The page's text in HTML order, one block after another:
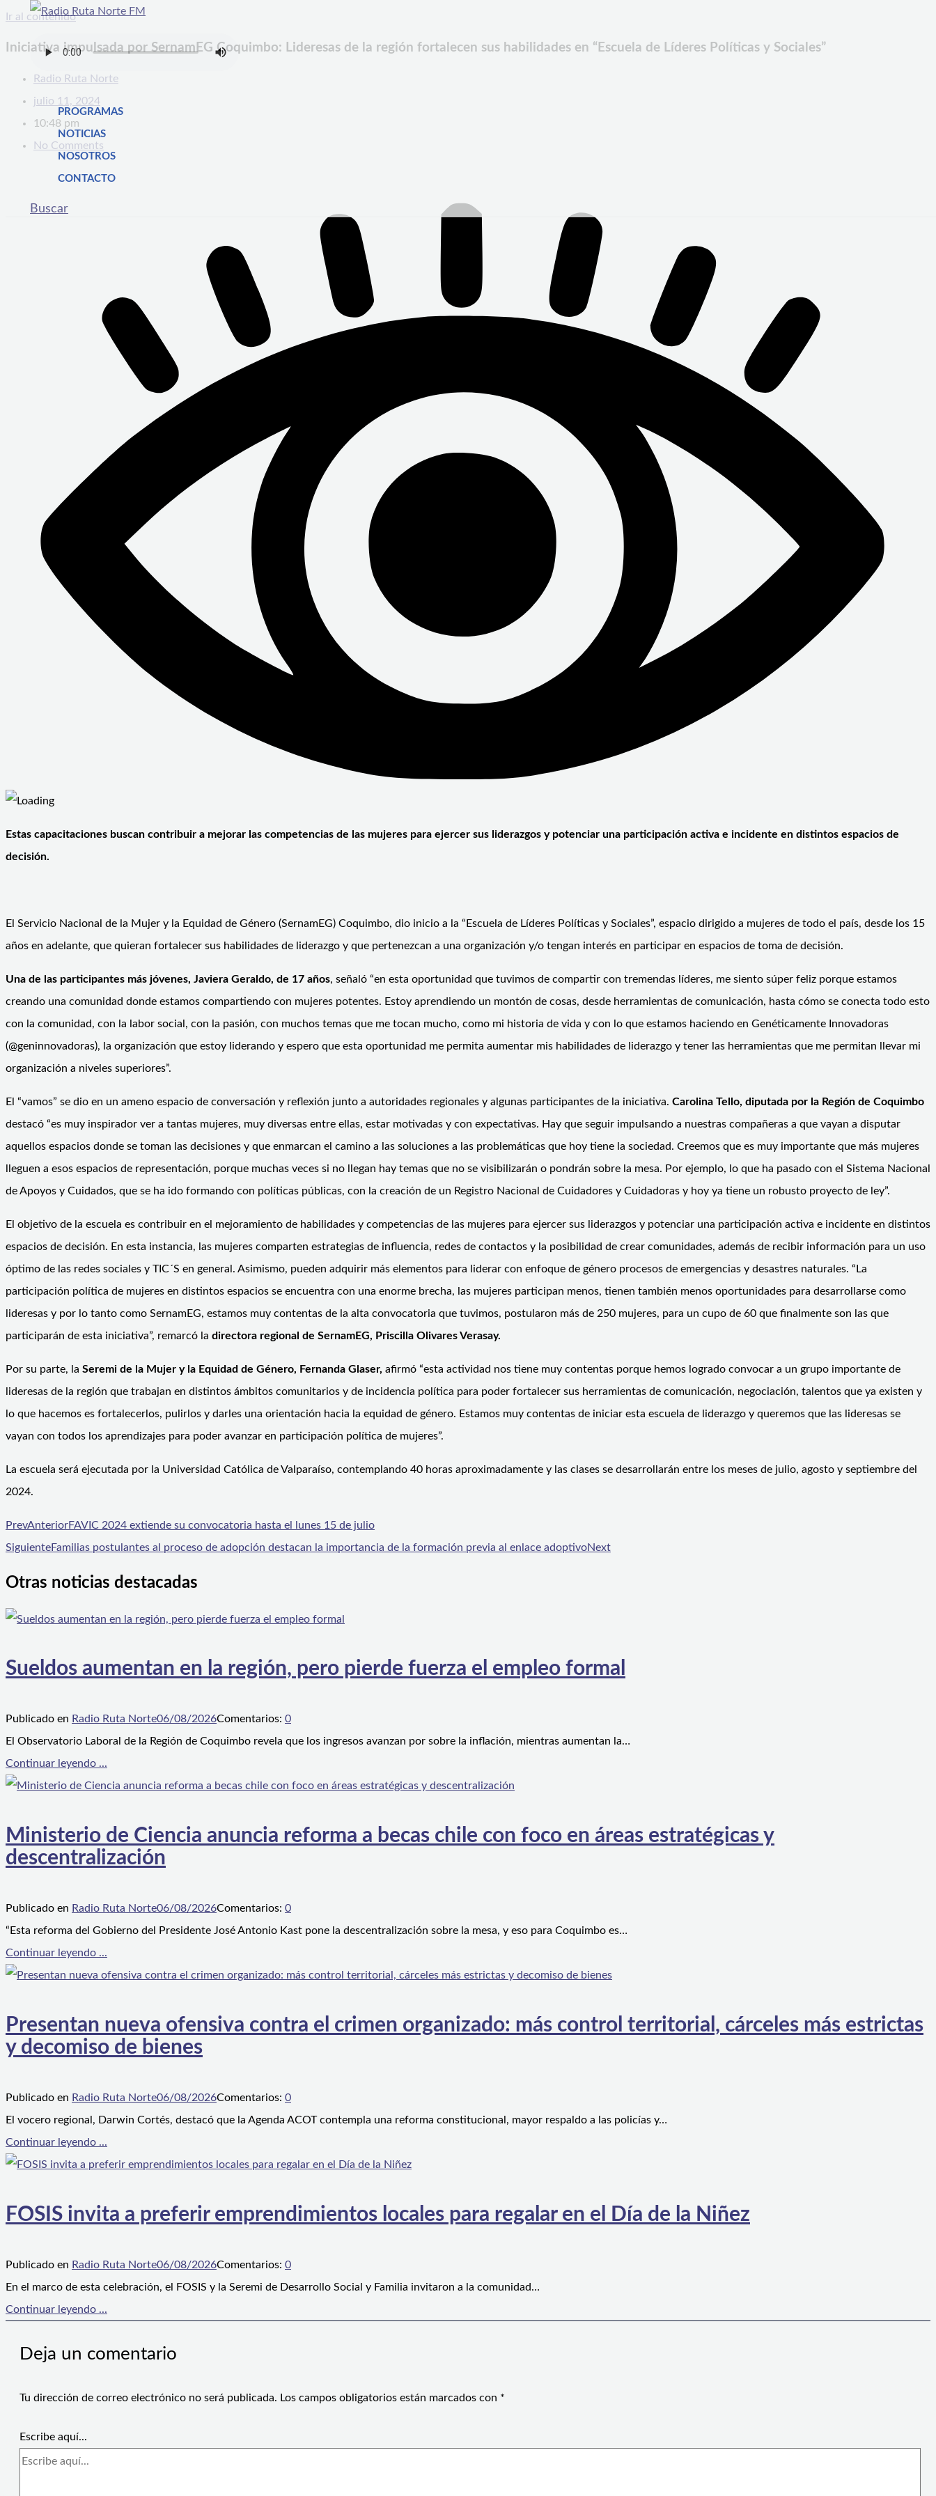
Ir al contenido
PROGRAMAS
NOTICIAS
NOSOTROS
CONTACTO
Buscar
Iniciativa impulsada por SernamEG Coquimbo: Lideresas de la región fortalecen sus habilidades en “Escuela de Líderes Políticas y Sociales”
Radio Ruta Norte
julio 11, 2024
10:48 pm
No Comments
Estas capacitaciones buscan contribuir a mejorar las competencias de las mujeres para ejercer sus liderazgos y potenciar una participación activa e incidente en distintos espacios de
decisión.
El Servicio Nacional de la Mujer y la Equidad de Género (SernamEG) Coquimbo, dio inicio a la “Escuela de Líderes Políticas y Sociales”, espacio dirigido a mujeres de todo el país, desde los 15
años en adelante, que quieran fortalecer sus habilidades de liderazgo y que pertenezcan a una organización y/o tengan interés en participar en espacios de toma de decisión.
Una de las participantes más jóvenes, Javiera Geraldo, de 17 años, señaló “en esta oportunidad que tuvimos de compartir con tremendas líderes, me siento súper feliz porque estamos
creando una comunidad donde estamos compartiendo con mujeres potentes. Estoy aprendiendo un montón de cosas, desde herramientas de comunicación, hasta cómo se conecta todo esto
con la comunidad, con la labor social, con la pasión, con muchos temas que me tocan mucho, como mi historia de vida y con lo que estamos haciendo en Genéticamente Innovadoras
(@geninnovadoras), la organización que estoy liderando y espero que esta oportunidad me permita aumentar mis habilidades de liderazgo y tener las herramientas que me permitan llevar mi
organización a niveles superiores”.
El “vamos” se dio en un ameno espacio de conversación y reflexión junto a autoridades regionales y algunas participantes de la iniciativa. Carolina Tello, diputada por la Región de Coquimbo
destacó “es muy inspirador ver a tantas mujeres, muy diversas entre ellas, estar motivadas y con expectativas. Hay que seguir impulsando a nuestras compañeras a que vayan a disputar
aquellos espacios donde se toman las decisiones y que enmarcan el camino a las soluciones a las problemáticas que hoy tiene la sociedad. Creemos que es muy importante que más mujeres
lleguen a esos espacios de representación, porque muchas veces si no llegan hay temas que no se visibilizarán o pondrán sobre la mesa. Por ejemplo, lo que ha pasado con el Sistema Nacional
de Apoyos y Cuidados, que se ha ido formando con políticas públicas, con la creación de un Registro Nacional de Cuidadores y Cuidadoras y hoy ya tiene un robusto proyecto de ley”.
El objetivo de la escuela es contribuir en el mejoramiento de habilidades y competencias de las mujeres para ejercer sus liderazgos y potenciar una participación activa e incidente en distintos
espacios de decisión. En esta instancia, las mujeres comparten estrategias de influencia, redes de contactos y la posibilidad de crear comunidades, además de recibir información para un uso
óptimo de las redes sociales y TIC´S en general. Asimismo, pueden adquirir más elementos para liderar con enfoque de género procesos de emergencias y desastres naturales. “La
participación política de mujeres en distintos espacios se encuentra con una enorme brecha, las mujeres participan menos, tienen también menos oportunidades para desarrollarse como
lideresas y por lo tanto como SernamEG, estamos muy contentas de la alta convocatoria que tuvimos, postularon más de 250 mujeres, para un cupo de 60 que finalmente son las que
participarán de esta iniciativa”, remarcó la directora regional de SernamEG, Priscilla Olivares Verasay.
Por su parte, la Seremi de la Mujer y la Equidad de Género, Fernanda Glaser, afirmó “esta actividad nos tiene muy contentas porque hemos logrado convocar a un grupo importante de
lideresas de la región que trabajan en distintos ámbitos comunitarios y de incidencia política para poder fortalecer sus herramientas de comunicación, negociación, talentos que ya existen y
lo que hacemos es fortalecerlos, pulirlos y darles una orientación hacia la equidad de género. Estamos muy contentas de iniciar esta escuela de liderazgo y queremos que las lideresas se
vayan con todos los aprendizajes para poder avanzar en participación política de mujeres”.
La escuela será ejecutada por la Universidad Católica de Valparaíso, contemplando 40 horas aproximadamente y las clases se desarrollarán entre los meses de julio, agosto y septiembre del
2024.
PrevAnteriorFAVIC 2024 extiende su convocatoria hasta el lunes 15 de julio
SiguienteFamilias postulantes al proceso de adopción destacan la importancia de la formación previa al enlace adoptivoNext
Otras noticias destacadas
Sueldos aumentan en la región, pero pierde fuerza el empleo formal
Publicado en Radio Ruta Norte06/08/2026Comentarios: 0
El Observatorio Laboral de la Región de Coquimbo revela que los ingresos avanzan por sobre la inflación, mientras aumentan la…
Continuar leyendo ...
Ministerio de Ciencia anuncia reforma a becas chile con foco en áreas estratégicas y
descentralización
Publicado en Radio Ruta Norte06/08/2026Comentarios: 0
“Esta reforma del Gobierno del Presidente José Antonio Kast pone la descentralización sobre la mesa, y eso para Coquimbo es…
Continuar leyendo ...
Presentan nueva ofensiva contra el crimen organizado: más control territorial, cárceles más estrictas
y decomiso de bienes
Publicado en Radio Ruta Norte06/08/2026Comentarios: 0
El vocero regional, Darwin Cortés, destacó que la Agenda ACOT contempla una reforma constitucional, mayor respaldo a las policías y…
Continuar leyendo ...
FOSIS invita a preferir emprendimientos locales para regalar en el Día de la Niñez
Publicado en Radio Ruta Norte06/08/2026Comentarios: 0
En el marco de esta celebración, el FOSIS y la Seremi de Desarrollo Social y Familia invitaron a la comunidad…
Continuar leyendo ...
Deja un comentario
Tu dirección de correo electrónico no será publicada. Los campos obligatorios están marcados con *
Escribe aquí...